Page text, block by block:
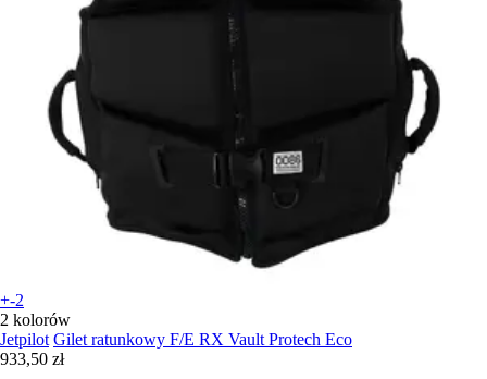
+-2
2 kolorów
Jetpilot Gilet ratunkowy F/E RX Vault Protech Eco
933,50 zł